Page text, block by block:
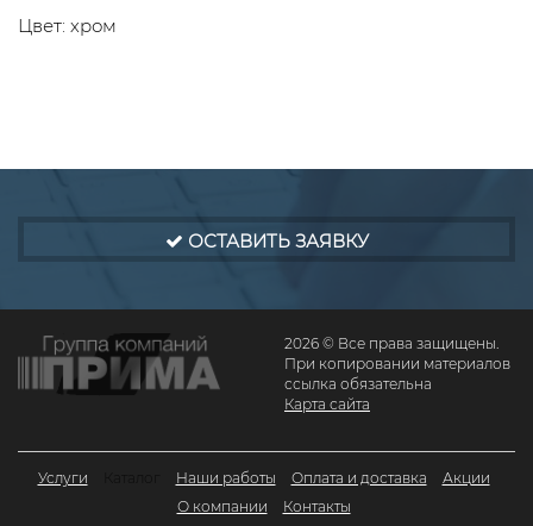
Цвет: хром
ОСТАВИТЬ ЗАЯВКУ
2026 © Все права защищены.
При копировании материалов
ссылка обязательна
Карта сайта
Услуги Наши работы Оплата и доставка
Акции
О компании
Контакты